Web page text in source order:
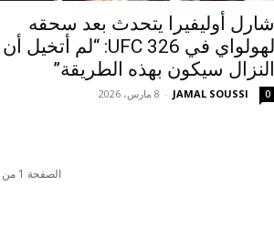
شارل أوليفيرا يتحدث بعد سحقه
لهولواي في UFC 326: “لم أتخيل أن
النزال سيكون بهذه الطريقة”
JAMAL SOUSSI
- 8 مارس، 2026 0
الصفحة 1 من 10